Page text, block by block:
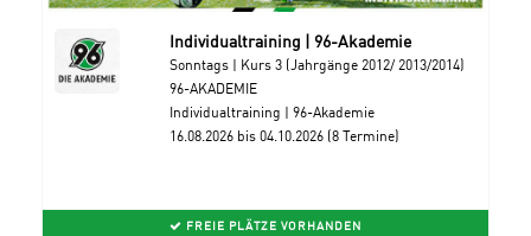
Individualtraining | 96-Akademie
Sonntags | Kurs 3 (Jahrgänge 2012/ 2013/2014)
96-AKADEMIE
Individualtraining | 96-Akademie
16.08.2026 bis 04.10.2026 (8 Termine)
FREIE PLÄTZE VORHANDEN